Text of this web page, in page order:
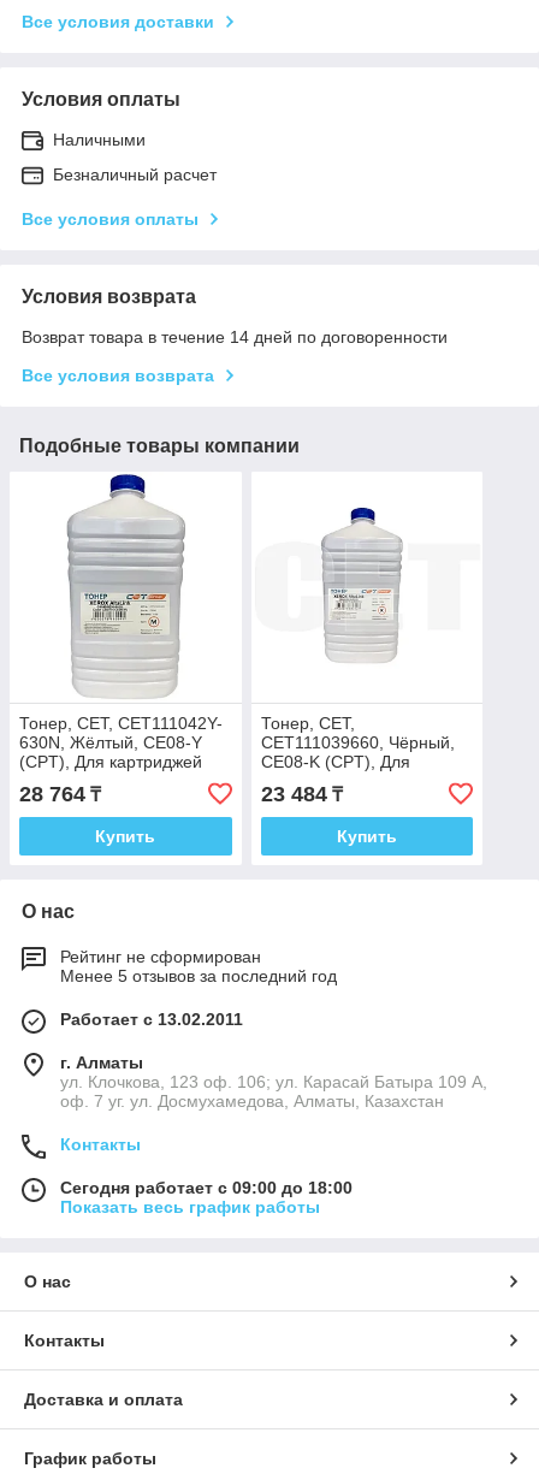
Все условия доставки
Условия оплаты
Наличными
Безналичный расчет
Все условия оплаты
Условия возврата
Возврат товара в течение 14 дней по договоренности
Все условия возврата
Подобные товары компании
Тонер, CET, CET111042Y-
630N, Жёлтый, CE08-Y
(CPT), Для картриджей
XEROX AltaLink
C8045/8030/8035, Color
28 764 ₸
Купить
Тонер, CET,
CET111039660, Чёрный,
CE08-K (CPT), Для
картриджей XEROX
AltaLink C8045/8030/8035,
Color C60/70,
23 484₸
Купить
О нас
Рейтинг не сформирован
Менее 5 отзывов за последний год
Работает с 13.02.2011
г. Алматы
ул. Клочкова, 123 оф. 106; ул. Карасай Батыра 109 А,
оф. 7 уг. ул. Досмухамедова, Алматы, Казахстан
Контакты
Сегодня работает с 09:00 до 18:00
Показать весь график работы
О нас
Контакты
Доставка и оплата
График работы